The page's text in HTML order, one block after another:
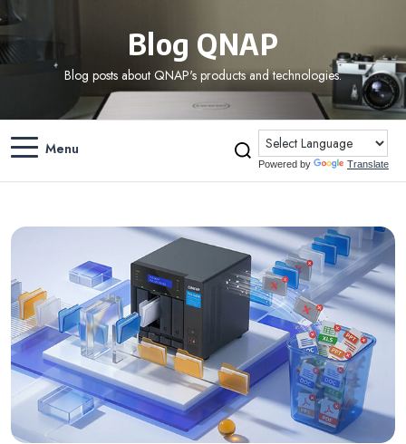
Blog QNAP
Blog posts about QNAP's products and technologies.
Menu
Powered by Translate